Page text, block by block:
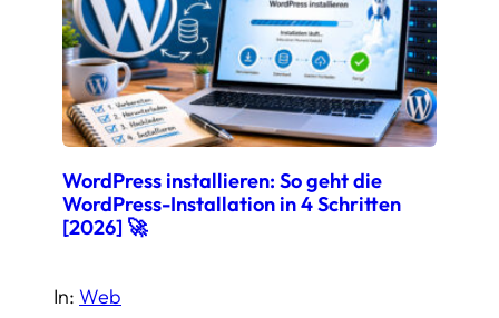
WordPress installieren: So geht die
WordPress-Installation in 4 Schritten
[2026] 🚀
In: Web